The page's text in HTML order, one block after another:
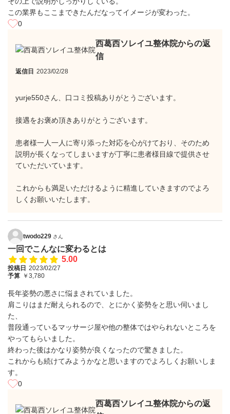
この業界もここまできたんだなってイメージが変わった。
0
西葛西ソレイユ整体院からの返
信
返信日 2023/02/28
yurje550さん、口コミ投稿ありがとうございます。
接遇をお褒め頂きありがとうございます。
患者様一人一人に寄り添った対応を心がけており、そのため
説明が長くなってしまいますが丁寧に患者様目線で提供させ
ていただいています。
これからも満足いただけるように精進していきますのでよろ
しくお願いいたします。
twodo229 さん
一回でこんなに変わるとは
5.00
投稿日 2023/02/27
予算 ￥3,780
長年姿勢の悪さに悩まされていました。
肩こりはまだ耐えられるので、とにかく姿勢をと思い伺いまし
た、
普段通っているマッサージ屋や他の整体ではやられないところを
やってもらいました。
終わった後はかなり姿勢が良くなったので驚きました。
これからも続けてみようかなと思いますのでよろしくお願いしま
す。
0
西葛西ソレイユ整体院からの返